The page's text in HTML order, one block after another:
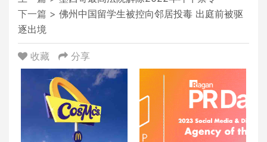
下一篇 > 佛州中国留学生被控向邻居投毒 出庭前被驱
逐出境
收藏 分享